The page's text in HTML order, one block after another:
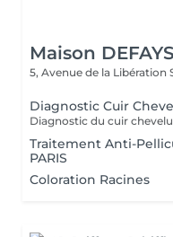
Maison DEFAYS
5, Avenue de la Libération
Diagnostic Cuir
Traitement Anti-
PARIS
Coloration Racines